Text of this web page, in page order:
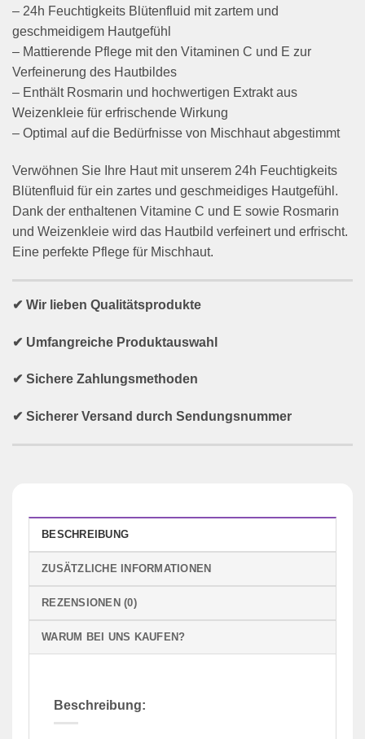
– 24h Feuchtigkeits Blütenfluid mit zartem und
geschmeidigem Hautgefühl
– Mattierende Pflege mit den Vitaminen C und E zur
Verfeinerung des Hautbildes
– Enthält Rosmarin und hochwertigen Extrakt aus
Weizenkleie für erfrischende Wirkung
– Optimal auf die Bedürfnisse von Mischhaut abgestimmt
Verwöhnen Sie Ihre Haut mit unserem 24h Feuchtigkeits
Blütenfluid für ein zartes und geschmeidiges Hautgefühl.
Dank der enthaltenen Vitamine C und E sowie Rosmarin
und Weizenkleie wird das Hautbild verfeinert und erfrischt.
Eine perfekte Pflege für Mischhaut.
✔ Wir lieben Qualitätsprodukte
✔ Umfangreiche Produktauswahl
✔ Sichere Zahlungsmethoden
✔ Sicherer Versand durch Sendungsnummer
BESCHREIBUNG
ZUSÄTZLICHE INFORMATIONEN
REZENSIONEN (0)
WARUM BEI UNS KAUFEN?
Beschreibung: